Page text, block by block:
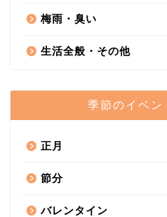
梅雨・臭い
生活全般・その他
季節のイベン
正月
節分
バレンタイン